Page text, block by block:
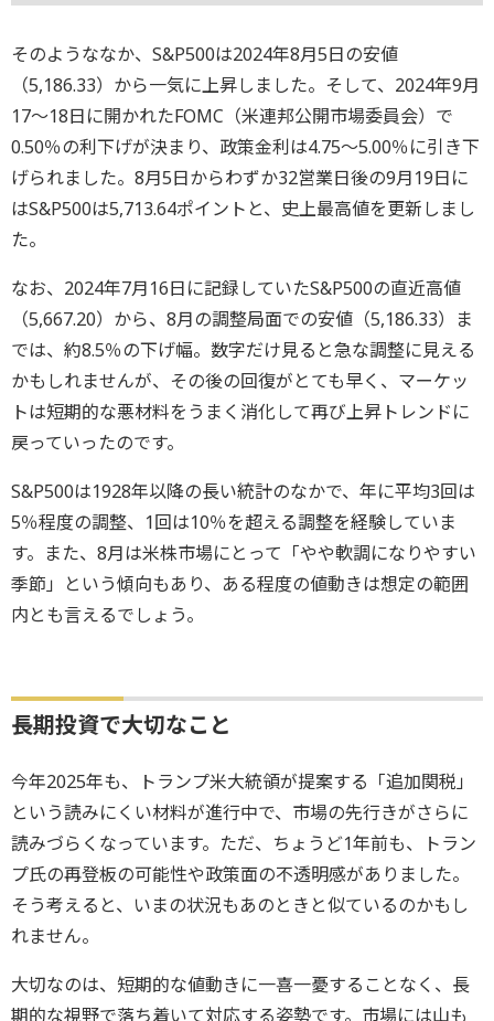
そのようななか、S&P500は2024年8月5日の安値
（5,186.33）から一気に上昇しました。そして、2024年9月
17～18日に開かれたFOMC（米連邦公開市場委員会）で
0.50％の利下げが決まり、政策金利は4.75～5.00％に引き下
げられました。8月5日からわずか32営業日後の9月19日に
はS&P500は5,713.64ポイントと、史上最高値を更新しまし
た。
なお、2024年7月16日に記録していたS&P500の直近高値
（5,667.20）から、8月の調整局面での安値（5,186.33）ま
では、約8.5％の下げ幅。数字だけ見ると急な調整に見える
かもしれませんが、その後の回復がとても早く、マーケッ
トは短期的な悪材料をうまく消化して再び上昇トレンドに
戻っていったのです。
S&P500は1928年以降の長い統計のなかで、年に平均3回は
5％程度の調整、1回は10％を超える調整を経験していま
す。また、8月は米株市場にとって「やや軟調になりやすい
季節」という傾向もあり、ある程度の値動きは想定の範囲
内とも言えるでしょう。
長期投資で大切なこと
今年2025年も、トランプ米大統領が提案する「追加関税」
という読みにくい材料が進行中で、市場の先行きがさらに
読みづらくなっています。ただ、ちょうど1年前も、トラン
プ氏の再登板の可能性や政策面の不透明感がありました。
そう考えると、いまの状況もあのときと似ているのかもし
れません。
大切なのは、短期的な値動きに一喜一憂することなく、長
期的な視野で落ち着いて対応する姿勢です。市場には山も